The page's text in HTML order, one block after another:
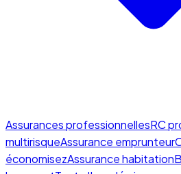
Assurances professionnellesRC
multirisqueAssurance emprunteur
économisezAssurance habitation